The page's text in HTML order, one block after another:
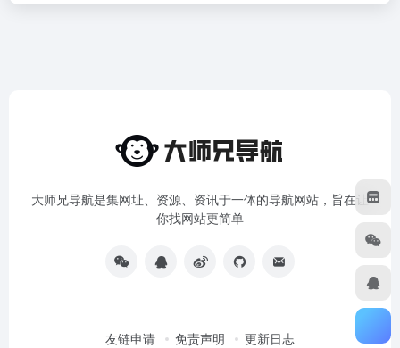
大师兄导航是集网址、资源、资讯于一体的导航网站，旨在让
你找网站更简单
友链申请 免责声明 更新日志